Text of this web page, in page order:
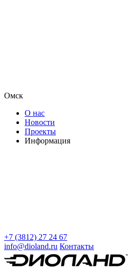
Омск
О нас
Новости
Проекты
Информация
+7 (3812) 27 24 67
info@dioland.ru Контакты